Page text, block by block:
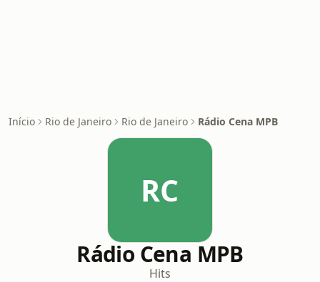
Início Rio de Janeiro Rio de Janeiro Rádio Cena MPB
RC
Rádio Cena MPB
Hits